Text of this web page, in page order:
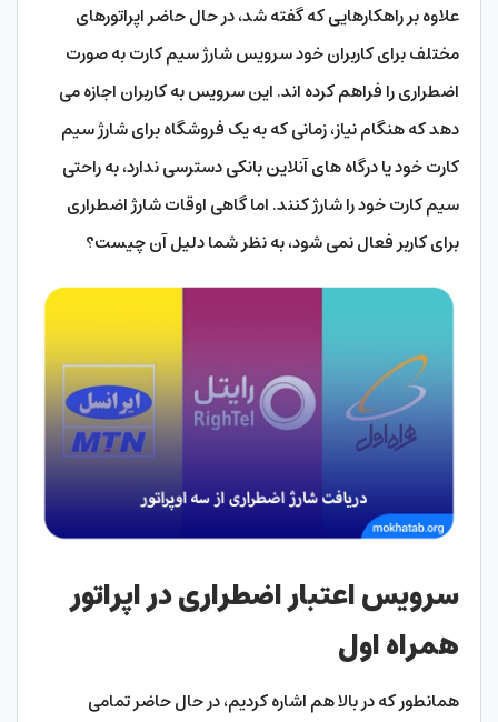
علاوه بر راهکارهایی که گفته شد، در حال حاضر اپراتورهای
مختلف برای کاربران خود سرویس شارژ سیم کارت به صورت
اضطراری را فراهم کرده اند. این سرویس به کاربران اجازه می
دهد که هنگام نیاز، زمانی که به یک فروشگاه برای شارژ سیم
کارت خود یا درگاه های آنلاین بانکی دسترسی ندارد، به راحتی
سیم کارت خود را شارژ کنند. اما گاهی اوقات شارژ اضطراری
برای کاربر فعال نمی شود، به نظر شما دلیل آن چیست؟
سرویس اعتبار اضطراری در اپراتور
همراه اول
همانطور که در بالا هم اشاره کردیم، در حال حاضر تمامی